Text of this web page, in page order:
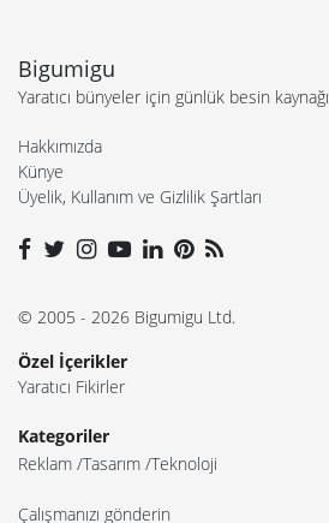
Bigumigu
Yaratıcı bünyeler için günlük besin kaynağı
Hakkımızda
Künye
Üyelik, Kullanım ve Gizlilik Şartları
© 2005 - 2026 Bigumigu Ltd.
Özel İçerikler
Yaratıcı Fikirler
Kategoriler
Reklam Tasarım Teknoloji
Çalışmanızı gönderin